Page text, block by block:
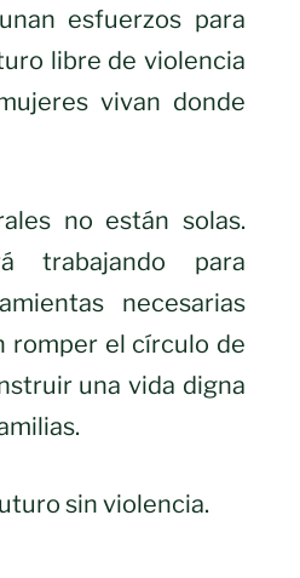
esfuerzos para
libre de violencia
vivan donde
no están solas.
trabajando para
necesarias
romper el círculo de
una vida digna
sin violencia.